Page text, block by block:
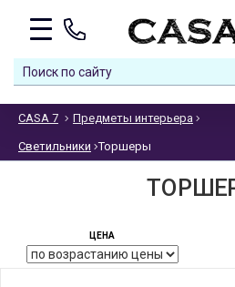
CASA 7 Предметы интерьера
Светильники Торшеры
ЦЕНА